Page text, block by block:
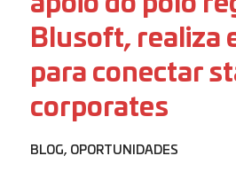
Blusoft, realiza
para conectar
corporates
BLOG, OPORTUNIDADES